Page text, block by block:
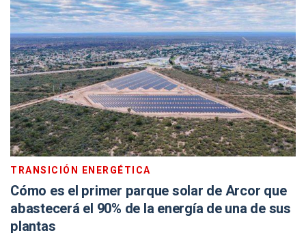
TRANSICIÓN ENERGÉTICA
Cómo es el primer parque solar de Arcor que
abastecerá el 90% de la energía de una de sus
plantas